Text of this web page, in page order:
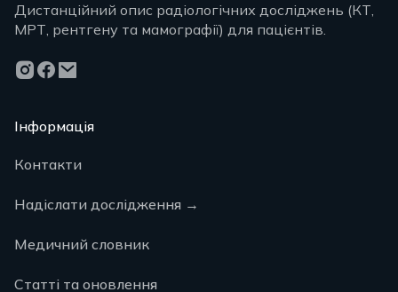
Дистанційний опис радіологічних досліджень (КТ,
МРТ, рентгену та мамографії) для пацієнтів.
Інформація
Контакти
Надіслати дослідження →
Медичний словник
Статті та оновлення